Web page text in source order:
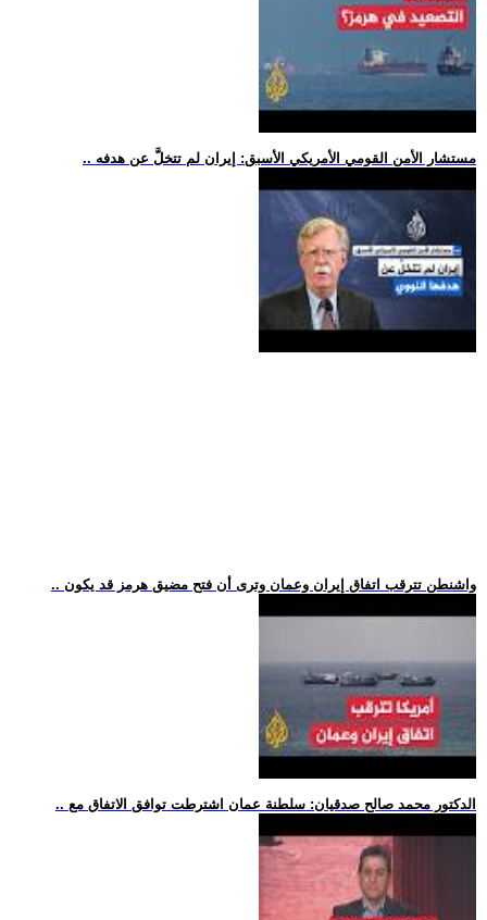
.. مستشار الأمن القومي الأمريكي الأسبق: إيران لم تتخلَّ عن هدفه
.. واشنطن تترقب اتفاق إيران وعمان وترى أن فتح مضيق هرمز قد يكون
.. الدكتور محمد صالح صدقيان: سلطنة عمان اشترطت توافق الاتفاق مع